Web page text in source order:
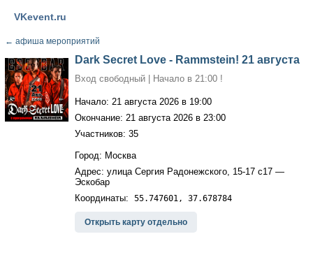
VKevent.ru
← афиша мероприятий
Dark Secret Love - Rammstein! 21 августа
Вход свободный | Начало в 21:00 !
Начало: 21 августа 2026 в 19:00
Окончание: 21 августа 2026 в 23:00
Участников: 35
Город: Москва
Адрес: улица Сергия Радонежского, 15-17 с17 —
Эскобар
Координаты: 55.747601, 37.678784
Открыть карту отдельно